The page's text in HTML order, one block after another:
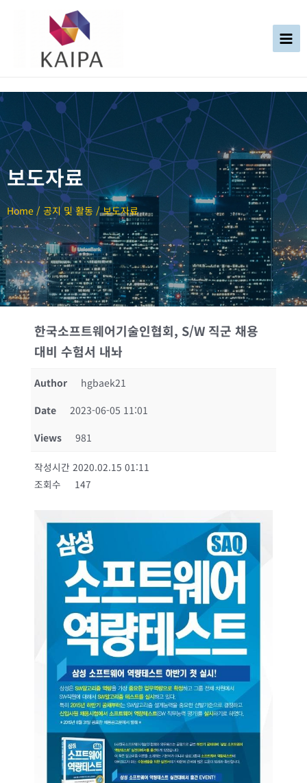
보도자료
Home / 공지 및 활동 / 보도자료
한국소프트웨어기술인협회, S/W 직군 채용
대비 수험서 내놔
Author
hgbaek21
Date
2023-06-05 11:01
Views
981
작성시간 2020.02.15 01:11
조회수 147